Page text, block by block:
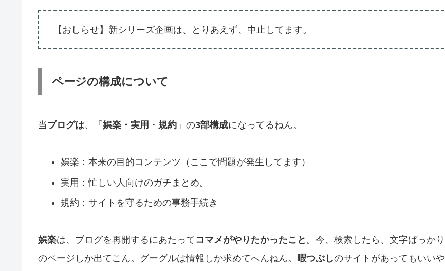
【おしらせ】新シリーズ企画は、とりあえず、中止してます。
ページの構成について
当ブログは、「 娯楽・実用 ・ 規約 」の3部構成になってるねん。
娯楽：本来の目的コンテンツ（ここで問題が発生してます）
実用：忙しい人向けのガチまとめ。
規約：サイトを守るための事務手続き
娯楽は、ブログを再開するにあたって コマメがやりたかったこと 。今、検索したら、文字ばっかり
のページしか出てこん。グーグルは情報しか求めてへんねん。 暇つぶしのサイトがあってもいいや